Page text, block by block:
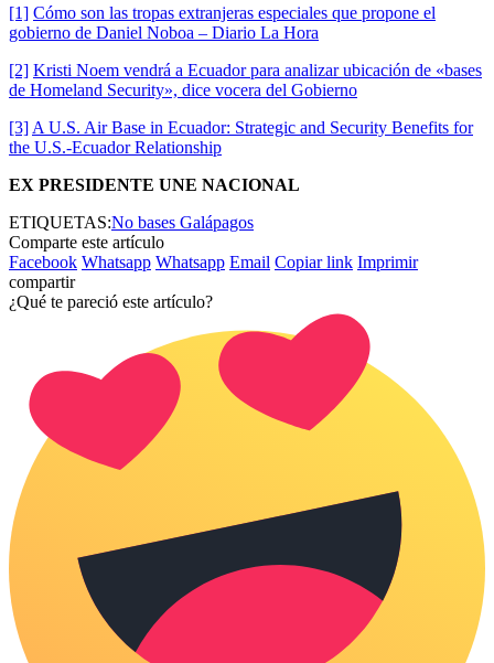
[1] Cómo son las tropas extranjeras especiales que propone el
gobierno de Daniel Noboa – Diario La Hora
[2] Kristi Noem vendrá a Ecuador para analizar ubicación de «bases
de Homeland Security», dice vocera del Gobierno
[3] A U.S. Air Base in Ecuador: Strategic and Security Benefits for
the U.S.-Ecuador Relationship
EX PRESIDENTE UNE NACIONAL
ETIQUETAS:No bases Galápagos
Comparte este artículo
Facebook Whatsapp Whatsapp Email Copiar link Imprimir
compartir
¿Qué te pareció este artículo?